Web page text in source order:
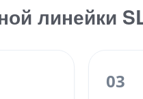
линейки
03